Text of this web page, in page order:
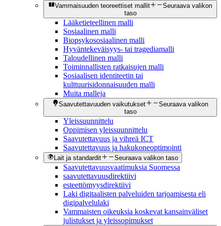
Vammaisuuden teoreettiset mallit
Seuraava valikon
taso
Lääketieteellinen malli
Sosiaalinen malli
Biopsykososiaalinen malli
Hyväntekeväisyys- tai tragediamalli
Taloudellinen malli
Toiminnallisten ratkaisujen malli
Sosiaalisen identiteetin tai
kulttuurisidonnaisuuden malli
Muita malleja
Saavutettavuuden vaikutukset
Seuraava valikon
taso
Yleissuunnittelu
Oppimisen yleissuunnittelu
Saavutettavuus ja vihreä ICT
Saavutettavuus ja hakukoneoptimointi
Lait ja standardit Seuraava valikon taso
Saavutettavuusvaatimuksia Suomessa
saavutettavuusdirektiivi
esteettömyysdirektiivi
Laki digitaalisten palveluiden tarjoamisesta eli
digipalvelulaki
Vammaisten oikeuksia koskevat kansainväliset
julistukset ja yleissopimukset